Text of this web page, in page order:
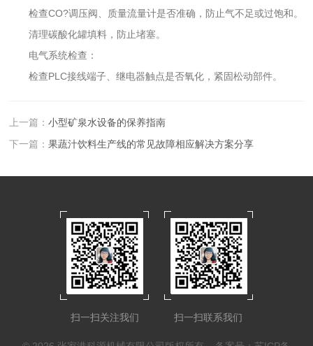
检查CO?调压阀、质量流量计是否准确，防止气不足或过饱和。
清理碳酸化罐填料，防止堵塞。
电气系统检查：
检查PLC接线端子、继电器触点是否氧化，紧固松动部件。
上一篇：小型矿泉水设备的保养指南
下一篇：果蔬汁饮料生产线的常见故障相应解决方案分享
扫一扫关注我们 扫一扫联系我们